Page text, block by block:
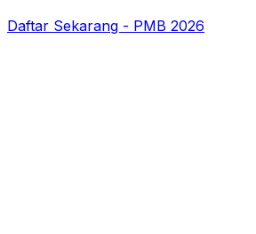
Daftar Sekarang - PMB 2026